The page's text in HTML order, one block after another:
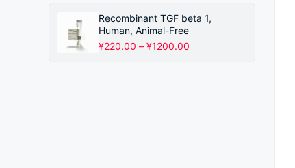
围：
¥220.00
Recombinant TGF beta 1,
Human, Animal-Free
¥220.00 – ¥1200.00